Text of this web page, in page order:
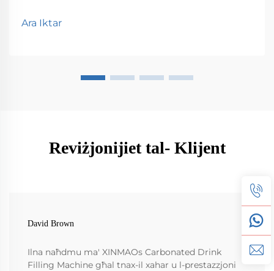
Ara Iktar
Reviżjonijiet tal- Klijent
David Brown
Ilna naħdmu ma' XINMAOs Carbonated Drink
Filling Machine għal tnax-il xahar u l-prestazzjoni